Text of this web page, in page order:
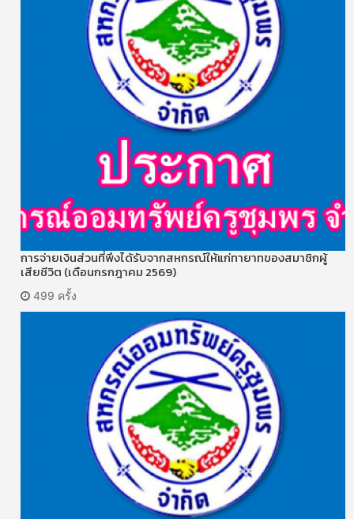
การจ่ายเงินส่วนที่พึงได้รับจากสหกรณ์ให้แก่ทายาทของสมาชิกผู้
เสียชีวิต (เดือนกรกฎาคม 2569)
499 ครั้ง